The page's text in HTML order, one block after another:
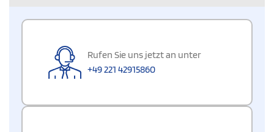
Rufen Sie uns jetzt an unter
+49 221 42915860